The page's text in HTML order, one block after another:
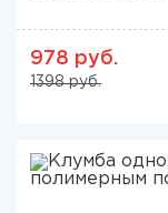
978 руб.
1398 руб.